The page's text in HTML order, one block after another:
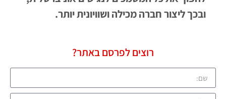
ובכך ליצור חברה מכילה ושוויונית יותר.
רוצים לפרסם באתר?